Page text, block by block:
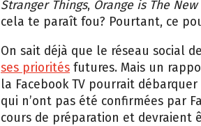
Stranger Things, Orange is The
cela te paraît fou? Pourtant, ce
On sait déjà que le réseau social
ses priorités futures. Mais un
la Facebook TV pourrait
qui n’ont pas été confirmées par
cours de préparation et devraient